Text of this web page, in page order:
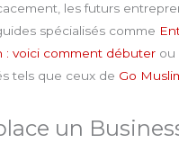
les futurs
spécialisés comme
: voici comment débuter ou
tels que ceux de Go
un